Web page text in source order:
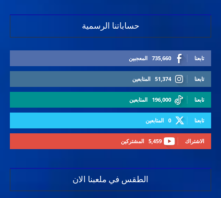
حساباتنا الرسمية
735,660 المعجبين تابعنا
51,374 المتابعين تابعنا
196,000 المتابعين تابعنا
0 المتابعين تابعنا
5,459 المشتركين الاشتراك
الطقس في ملعبنا الان